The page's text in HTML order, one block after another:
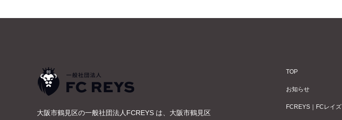
大阪市鶴見区の一般社団法人FCREYS は、大阪市鶴見区
TOP
お知らせ
FCREYS｜FCレイズ